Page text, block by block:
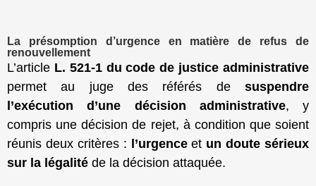
La présomption d’urgence en matière de refus de
renouvellement
L’article L. 521-1 du code de justice administrative
permet au juge des référés de suspendre
l’exécution d’une décision administrative, y
compris une décision de rejet, à condition que soient
réunis deux critères :
l’urgenceet un doute sérieux
sur la légalité de la décision attaquée.